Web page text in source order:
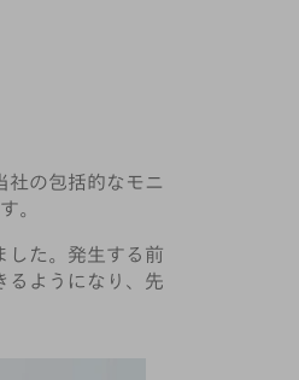
社の包括的なモニ
。
した。発生する前
るようになり、先